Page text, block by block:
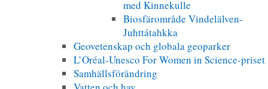
med Kinnekulle
Biosfärområde Vindelälven-
Juhttátahkka
Geovetenskap och globala geoparker
L’Oréal-Unesco For Women in Science-priset
Samhällsförändring